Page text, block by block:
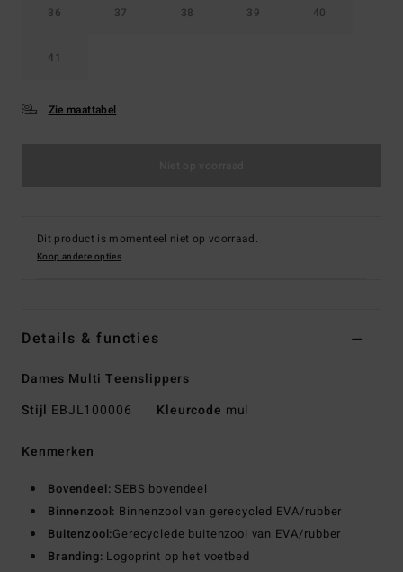
36 37 38 39 40
41
Zie maattabel
Dit product is momenteel niet op voorraad.
Koop andere opties
Details & functies
Dames Multi Teenslippers
Stijl EBJL100006 Kleurcode mul
Kenmerken
Bovendeel: SEBS bovendeel
Binnenzool: Binnenzool van gerecycled EVA/rubber
Buitenzool:Gerecyclede buitenzool van EVA/rubber
Branding: Logoprint op het voetbed